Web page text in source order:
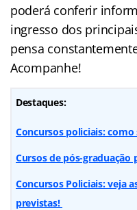
poderá conferir
ingresso dos
pensa
Acompanhe!
Destaques:
Concursos policiais: como
Cursos de pós-graduação
Concursos Policiais: veja
previstas!